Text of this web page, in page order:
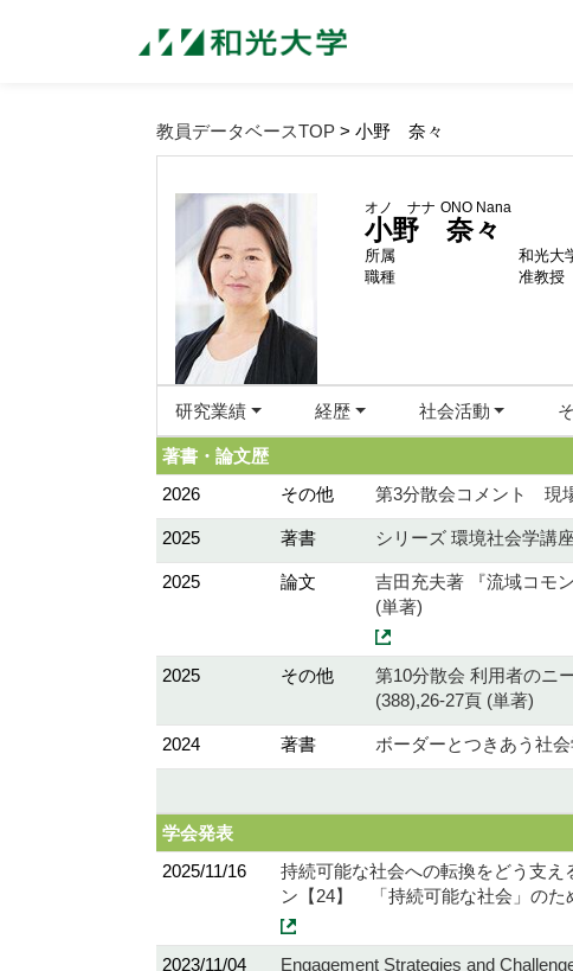
教員データベースTOP > 小野 奈々
オノ ナナ ONO Nana
小野 奈々
所属
和光大
職種
准教授
研究業績 経歴 社会活動
著書・論文歴
2026
その他 第3分散会コメント 現
2025 著書 シリーズ 環境社会学講
2025 論文
吉田充夫著 『流域コモ
(単著)
2025 その他
第10分散会 利用者のニ
(388),26-27頁 (単著)
2024 著書 ボーダーとつきあう社
学会発表
2025/11/16
持続可能な社会への転換をどう支
ン【24】 「持続可能な社会」の
2023/11/04
Engagement Strategies and